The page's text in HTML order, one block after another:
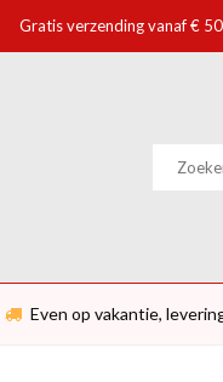
Gratis verzending vanaf €
Even op vakantie,